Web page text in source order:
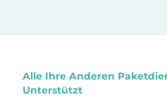
Alle Ihre Anderen
Unterstützt